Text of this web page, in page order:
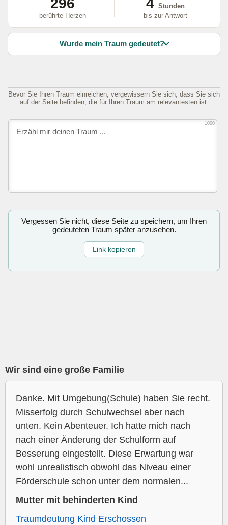
296
berührte Herzen
4 Stunden
bis zur Antwort
Wurde mein Traum gedeutet?
Bevor Sie Ihren Traum einreichen, vergewissern Sie sich, dass Sie sich
auf der Seite befinden, die für Ihren Traum am relevantesten ist.
1000
Vergessen Sie nicht, diese Seite zu speichern, um Ihren
gedeuteten Traum später anzusehen.
Link kopieren
Wir sind eine große Familie
Danke. Mit Umgebung(Schule) haben Sie recht.
Misserfolg durch Schulwechsel aber nach
unten. Kein Abenteuer. Ich hatte mich nach
nach einer Änderung der Schulform auf
Besserung eingestellt. Diese Erwartung war
wohl unrealistisch obwohl das Niveau einer
Förderschule schon unter dem normalen...
Mutter mit behinderten Kind
Traumdeutung Kind Erschossen